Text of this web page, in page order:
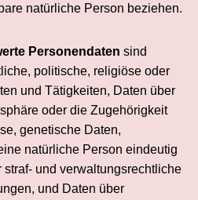
natürliche Person beziehen.
Personendaten sind
politische, religiöse oder
und Tätigkeiten, Daten über
oder die Zugehörigkeit
genetische Daten,
natürliche Person eindeutig
und verwaltungsrechtliche
und Daten über